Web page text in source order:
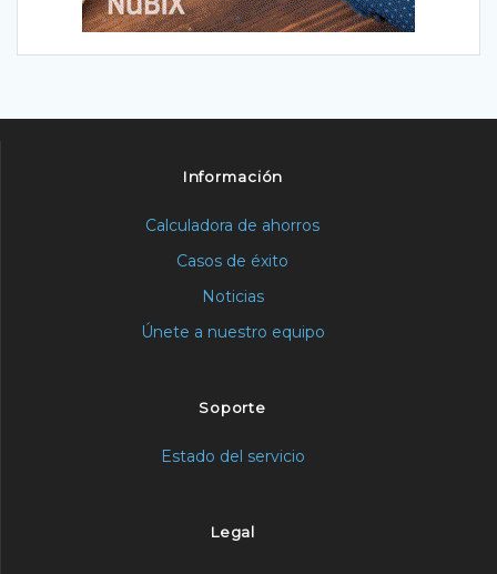
Información
Calculadora de ahorros
Casos de éxito
Noticias
Únete a nuestro equipo
Soporte
Estado del servicio
Legal